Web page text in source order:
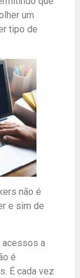
um
tipo de
não é
e sim de
acessos a
é
É cada vez